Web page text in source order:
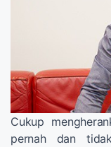
Cukup
pernah dan